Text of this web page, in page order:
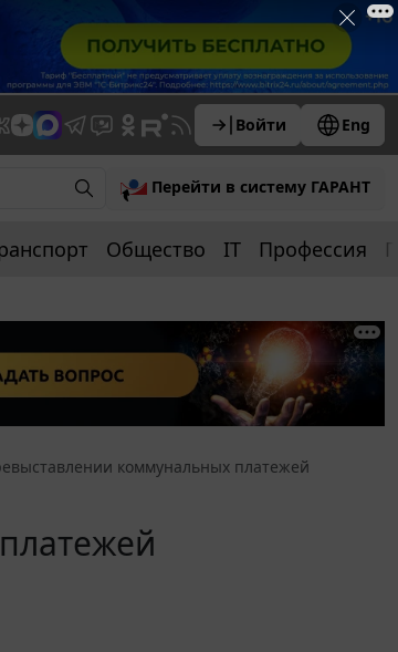
Войти Eng
Перейти в систему ГАРАНТ
Общество IT Профессия
коммунальных платежей